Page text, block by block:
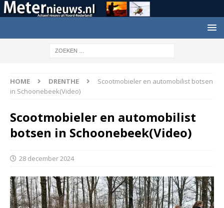
HOME DRENTHE
Scootmobieler en automobilist botsen
in Schoonebeek(Video)
Scootmobieler en automobilist
botsen in Schoonebeek(Video)
28 december 2024